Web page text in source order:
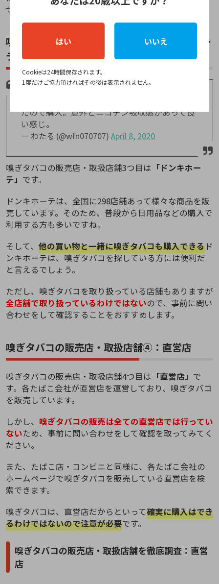
ぜひ参考にしてみてください。
嗅ぎタバコの販売店・取扱店舗③：ドンキホー
テ
たので購入。意外とニコチン吸収感があって良
い感じ。
— わたる (@wfn070707) April 8, 2020
嗅ぎタバコの販売店・取扱店舗3つ目は 「ドンキホー
テ」 です。
ドンキホーテは、全国に298店舗あって様々な商品を販
売しています。そのため、普段から日用品などの購入で
利用する方も多いですね。
そして、 他の買い物と一緒に嗅ぎタバコも購入できるド
ンキホーテは、嗅ぎタバコを探している方には便利だ
と言えるでしょう。
ただし、嗅ぎタバコを取り扱っている店舗もありますが
全店舗で取り扱っているわけではないので、事前に問い
合わせをして確認することをおすすめします。
嗅ぎタバコの販売店・取扱店舗④：直営店
嗅ぎタバコの販売店・取扱店舗4つ目は 「直営店」 で
す。各たばこ会社が直営店を運営しており、嗅ぎタバコ
を販売しています。
しかし、 嗅ぎタバコの販売は全ての直営店では行ってい
ないため、事前に問い合わせをして確認を取ってみてく
ださい。
また、たばこ店・コンビニと同様に、各たばこ会社の
ホームページで嗅ぎタバコを販売している直営店を検
索できます。
嗅ぎタバコは、直営店だからといって確実に購入はでき
るわけではないので注意が必要です。
嗅ぎタバコの販売店・取扱店舗を徹底調査：直営
店
はい いいえ
Cookieは24時間保存されます。
1度だけご協力頂ければその後は表示されません。